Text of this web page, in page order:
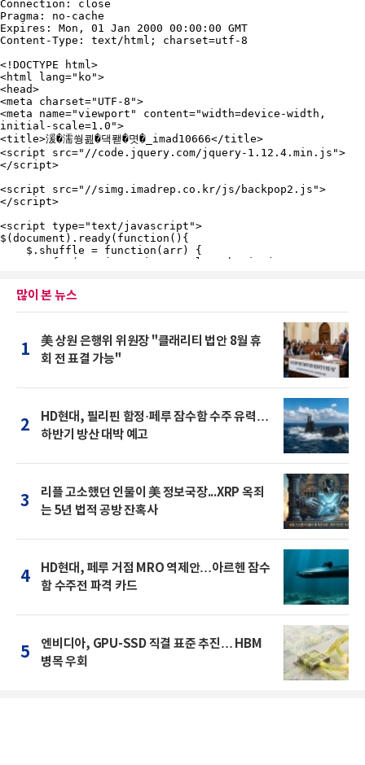
많이 본 뉴스
1
美 상원 은행위 위원장 "클래리티 법안 8월 휴
회 전 표결 가능"
2
HD현대, 필리핀 함정·페루 잠수함 수주 유력…
하반기 방산 대박 예고
3
리플 고소했던 인물이 美 정보국장...XRP 옥죄
는 5년 법적 공방 잔혹사
4
HD현대, 페루 거점 MRO 역제안…아르헨 잠수
함 수주전 파격 카드
5
엔비디아, GPU-SSD 직결 표준 추진… HBM
병목 우회